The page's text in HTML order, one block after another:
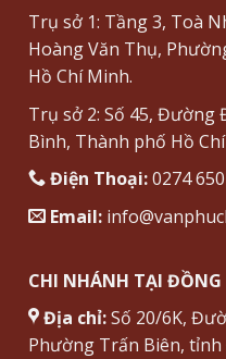
Trụ sở 1: Tầng 3, Toà
Hoàng Văn Thụ,
Hồ Chí Minh.
Trụ sở 2: Số 45,
Bình, Thành phố Hồ
Điện Thoại:0274
Email:
CHI NHÁNH TẠI ĐỒNG
Địa chỉ:Số 20/6K,
Phường Trấn Biên,